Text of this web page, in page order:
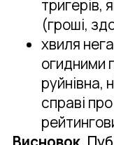
тригерів,
(гроші,
хвиля
огидними
руйнівна,
справі